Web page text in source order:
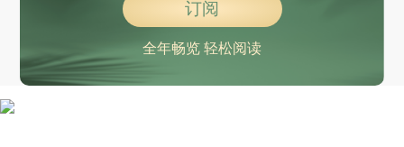
订阅
全年畅览 轻松阅读